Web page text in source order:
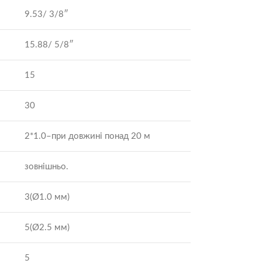
9.53/ 3/8″
15.88/ 5/8″
15
30
2*1.0–при довжині понад 20 м
зовнішньо.
3(Ø1.0 мм)
5(Ø2.5 мм)
5